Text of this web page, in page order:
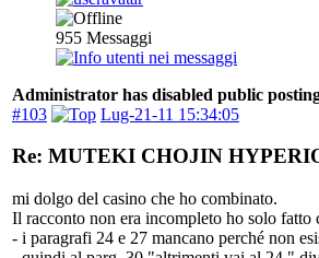
955 Messaggi
Administrator has disabled public
#103
Lug-21-11 15:34:05
Re: MUTEKI CHOJIN
mi dolgo del casino che ho combinato.
Il racconto non era incompleto ho solo
- i paragrafi 24 e 27 mancano perché non